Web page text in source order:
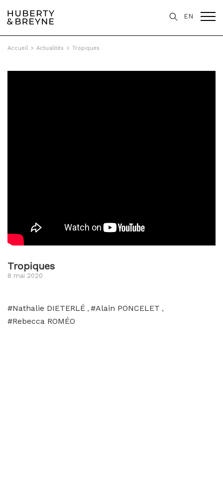
EN
Accueil > Actualités > Tropiques
Tropiques
8 mai 2020
#Nathalie DIETERLÉ , #Alain PONCELET ,
#Rebecca ROMÉO